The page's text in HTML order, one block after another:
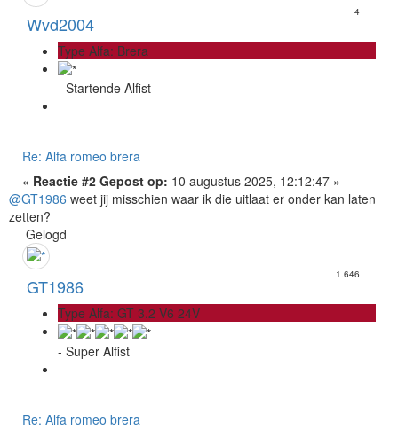
Wvd2004
4
Type Alfa: Brera
- Startende Alfist
Re: Alfa romeo brera
« Reactie #2 Gepost op: 10 augustus 2025, 12:12:47 »
@GT1986 weet jij misschien waar ik die uitlaat er onder kan laten
zetten?
Gelogd
GT1986
1.646
Type Alfa: GT 3.2 V6 24V
- Super Alfist
Re: Alfa romeo brera